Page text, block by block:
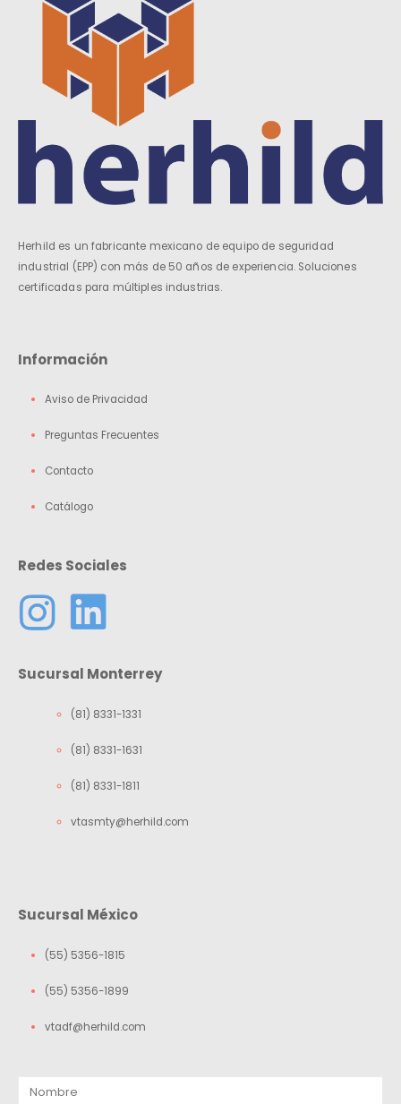
Herhild es un fabricante mexicano de equipo de seguridad
industrial (EPP) con más de 50 años de experiencia. Soluciones
certificadas para múltiples industrias.
Información
Aviso de Privacidad
Preguntas Frecuentes
Contacto
Catálogo
Redes Sociales
Sucursal Monterrey
(81) 8331-1331
(81) 8331-1631
(81) 8331-1811
vtasmty@herhild.com
Sucursal México
(55) 5356-1815
(55) 5356-1899
vtadf@herhild.com